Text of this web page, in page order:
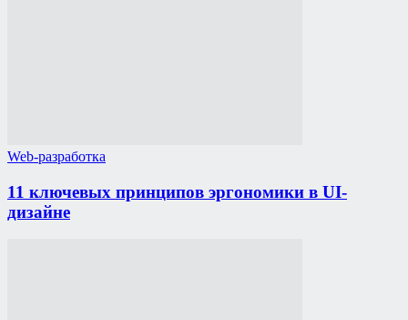
Web-разработка
11 ключевых принципов эргономики в UI-
дизайне